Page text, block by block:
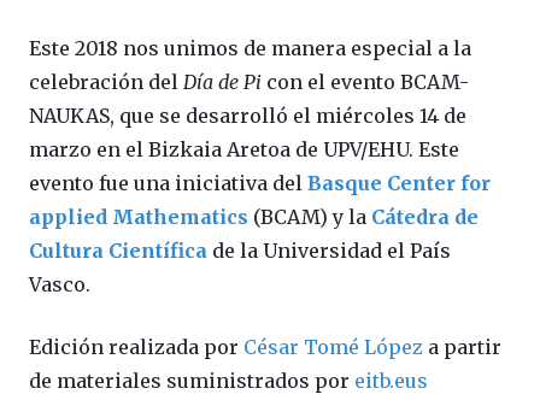
Este 2018 nos unimos de manera especial a la
celebración del Día de Pi con el evento BCAM-
NAUKAS, que se desarrolló el miércoles 14 de
marzo en el Bizkaia Aretoa de UPV/EHU. Este
evento fue una iniciativa del Basque Center for
applied Mathematics (BCAM) y la Cátedra de
Cultura Científica de la Universidad el País
Vasco.
Edición realizada por César Tomé López a partir
de materiales suministrados por eitb.eus